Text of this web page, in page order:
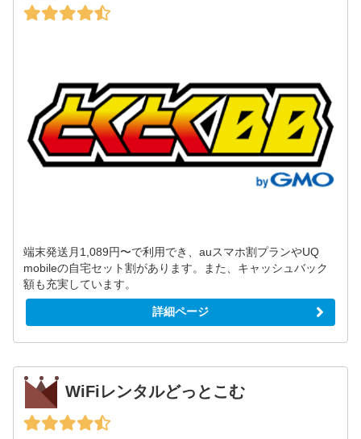
端末発送月1,089円〜で利用でき、auスマホ割プランやUQ
mobileの自宅セット割があります。また、キャッシュバック
額も充実しています。
詳細ページ
WiFiレンタルどっとこむ